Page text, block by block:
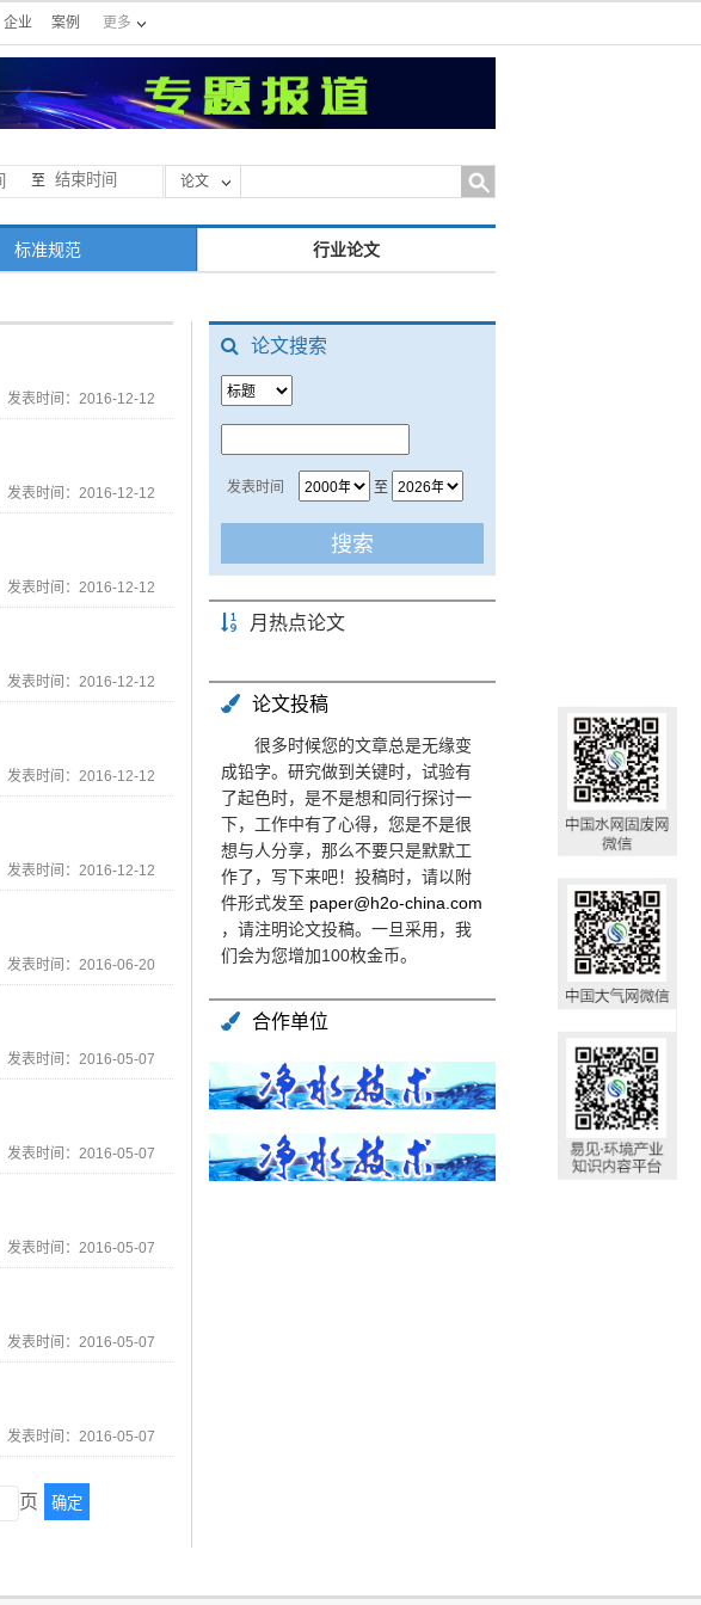
企业 案例 更多
至 论文
标准规范 行业论文
发表时间：2016-12-12
发表时间：2016-12-12
发表时间：2016-12-12
发表时间：2016-12-12
发表时间：2016-12-12
发表时间：2016-12-12
发表时间：2016-06-20
发表时间：2016-05-07
发表时间：2016-05-07
发表时间：2016-05-07
发表时间：2016-05-07
发表时间：2016-05-07
页 确定
论文搜索
发表时间 至
月热点论文
论文投稿
很多时候您的文章总是无缘变
成铅字。研究做到关键时，试验有
了起色时，是不是想和同行探讨一
下，工作中有了心得，您是不是很
想与人分享，那么不要只是默默工
作了，写下来吧！投稿时，请以附
件形式发至 paper@h2o-china.com
，请注明论文投稿。一旦采用，我
们会为您增加100枚金币。
合作单位